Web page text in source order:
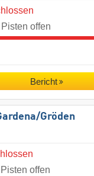
offen
Bericht
​Gröden
offen